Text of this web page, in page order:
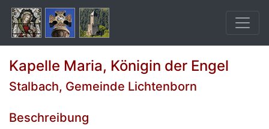
Kapelle Maria, Königin der Engel
Stalbach, Gemeinde Lichtenborn
Beschreibung